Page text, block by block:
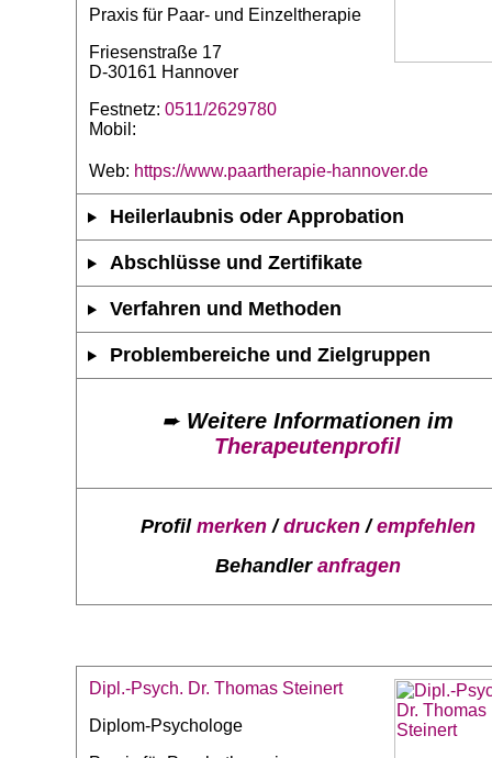
Praxis für Paar- und Einzeltherapie
Friesenstraße 17
D-30161 Hannover
Festnetz: 0511/2629780
Mobil:
Web: https://www.paartherapie-hannover.de
Heilerlaubnis oder Approbation
Abschlüsse und Zertifikate
Verfahren und Methoden
Problembereiche und Zielgruppen
➨ Weitere Informationen im
Therapeutenprofil
Profil merken/drucken/empfehlen
Behandler anfragen
Dipl.-Psych. Dr. Thomas Steinert
Diplom-Psychologe